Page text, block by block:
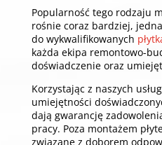
Popularność tego rodzaju
rośnie coraz bardziej,
do wykwalifikowanych
każda ekipa remontowo-
doświadczenie oraz
Korzystając z naszych
umiejętności
dają gwarancję
pracy. Poza montażem
związane z doborem